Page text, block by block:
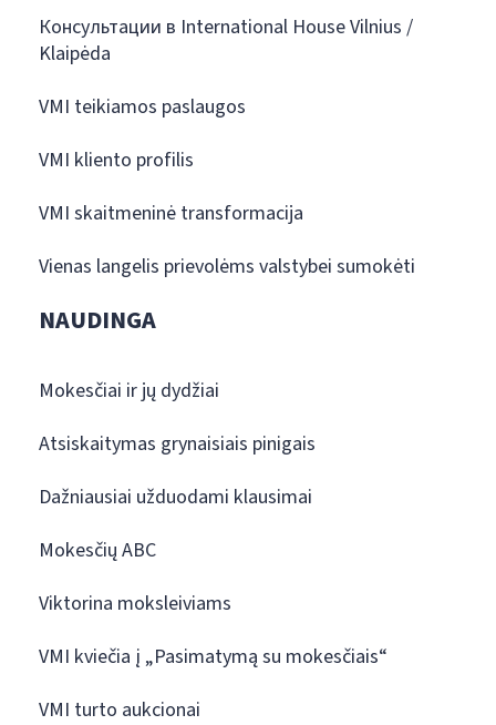
Консультации в International House Vilnius /
Klaipėda
VMI teikiamos paslaugos
VMI kliento profilis
VMI skaitmeninė transformacija
Vienas langelis prievolėms valstybei sumokėti
NAUDINGA
Mokesčiai ir jų dydžiai
Atsiskaitymas grynaisiais pinigais
Dažniausiai užduodami klausimai
Mokesčių ABC
Viktorina moksleiviams
VMI kviečia į „Pasimatymą su mokesčiais“
VMI turto aukcionai